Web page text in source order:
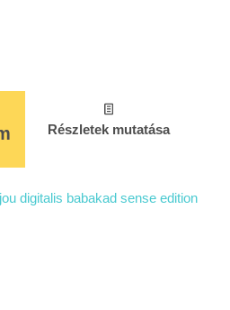
Részletek mutatása